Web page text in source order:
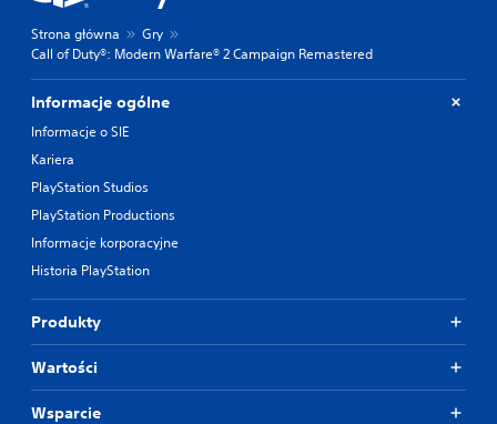
Strona główna
Gry
Call of Duty®: Modern Warfare® 2 Campaign Remastered
Informacje ogólne
Informacje o SIE
Kariera
PlayStation Studios
PlayStation Productions
Informacje korporacyjne
Historia PlayStation
Produkty
Wartości
Wsparcie